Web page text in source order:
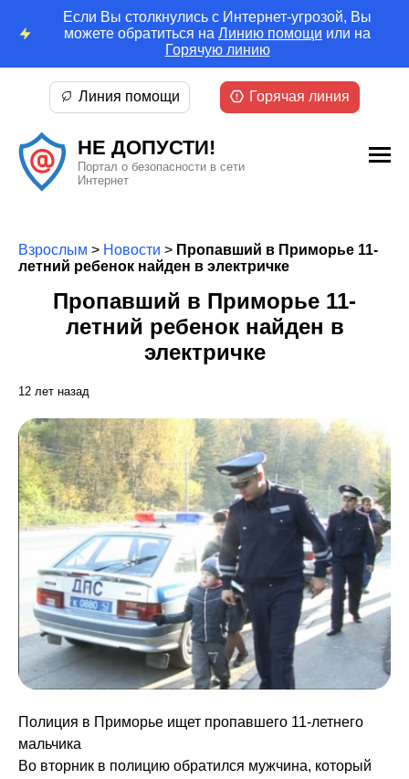
Если Вы столкнулись с Интернет-угрозой, Вы
можете обратиться на Линию помощи или на
Горячую линию
НЕ ДОПУСТИ!
Портал о безопасности в сети
Интернет
Линия помощи Горячая линия
Взрослым > Новости > Пропавший в Приморье 11-
летний ребенок найден в электричке
Пропавший в Приморье 11-
летний ребенок найден в
электричке
12 лет назад
Полиция в Приморье ищет пропавшего 11-летнего
мальчика
Во вторник в полицию обратился мужчина, который